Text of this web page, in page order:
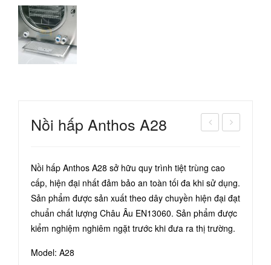
m
khô
ng
dây
đơn
16
Nồi hấp Anthos A28
Nồi hấp Anthos A28 sở hữu quy trình tiệt trùng cao
cấp, hiện đại nhất đảm bảo an toàn tối đa khi sử dụng.
Sản phẩm được sản xuất theo dây chuyền hiện đại đạt
chuẩn chất lượng Châu Âu EN13060. Sản phẩm được
kiểm nghiệm nghiêm ngặt trước khi đưa ra thị trường.
Model: A28